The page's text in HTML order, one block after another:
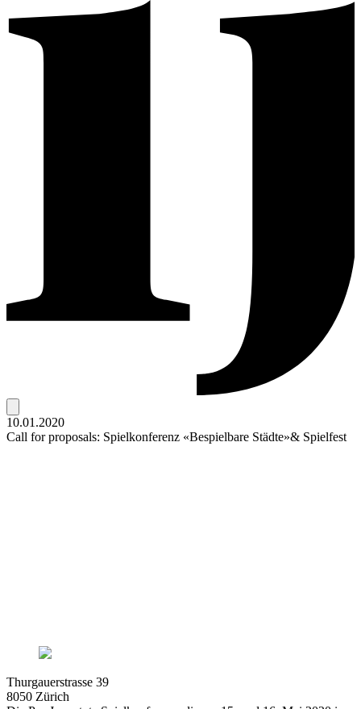
10.01.2020
Call for proposals: Spielkonferenz «Bespielbare Städte»& Spielfest
Thurgauerstrasse 39
8050 Zürich